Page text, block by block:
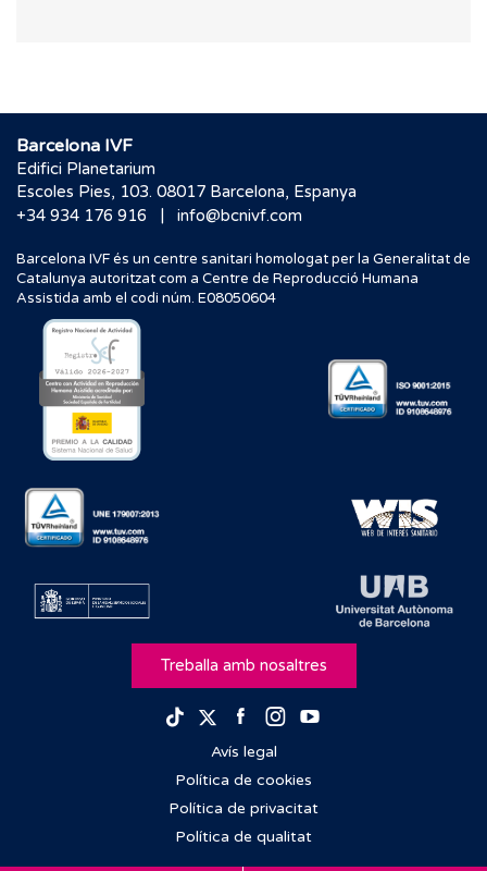
Barcelona IVF
Edifici Planetarium
Escoles Pies, 103. 08017 Barcelona, Espanya
+34 934 176 916
| info@bcnivf.com
Barcelona IVF és un centre sanitari homologat per la Generalitat de
Catalunya autoritzat com a Centre de Reproducció Humana
Assistida amb el codi núm. E08050604
Treballa amb nosaltres
TikTokTwitterFacebook
Instagram
Avís legal
Política de cookies
Política de privacitat
Política de qualitat